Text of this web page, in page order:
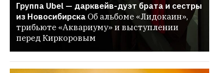
Группа Ubel — дарквейв-дуэт брата и сестры
из Новосибирска Об альбоме «Лидокаин»,
трибьюте «Аквариуму» и выступлении
перед Киркоровым